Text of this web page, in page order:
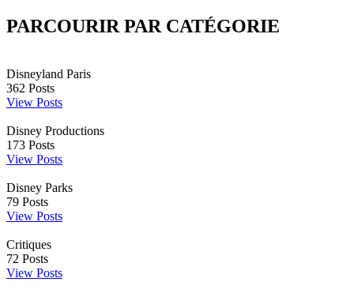
PARCOURIR PAR CATÉGORIE
Disneyland Paris
362 Posts
View Posts
Disney Productions
173 Posts
View Posts
Disney Parks
79 Posts
View Posts
Critiques
72 Posts
View Posts